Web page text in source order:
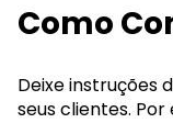
Como
Deixe instruções
seus clientes. Por